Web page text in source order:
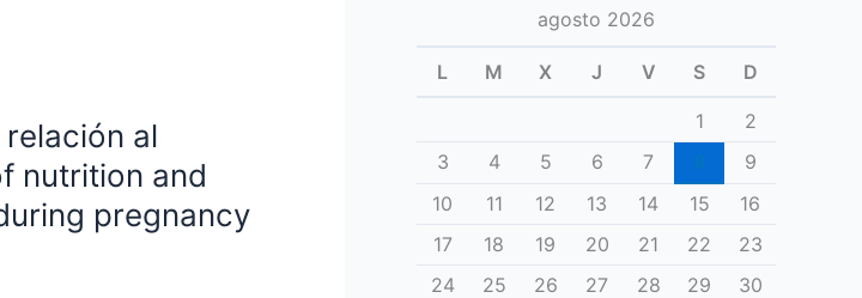
al
nutrition and
pregnancy
agosto 2026
L M X J V S D
1
2
3
4 5 6 7
9
10
11 12 13 14 15
16
17
18 19 20 21 22
23
24
25 26 27 28 29
30